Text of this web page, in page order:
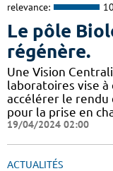
relevance:
Le pôle
régénère.
Une Vision
laboratoires vise à
accélérer le rendu
pour la prise en
19/04/2024 02:00
ACTUALITÉS